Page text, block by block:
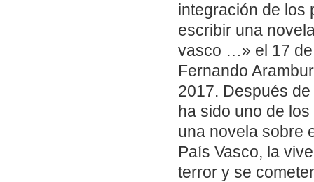
integración de los
escribir una
vasco …» el 17
Fernando
2017. Después
ha sido uno de
una novela sobre
País Vasco, la
terror y se